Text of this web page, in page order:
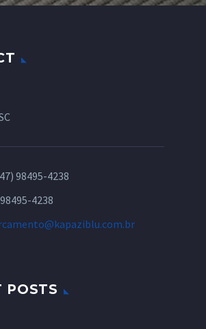
98495-4238
4238
POSTS